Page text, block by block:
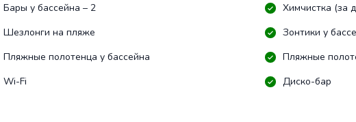
Бары у бассейна – 2
Химчистка (за
Шезлонги на пляже
Зонтики у
Пляжные полотенца у бассейна
Пляжные
Wi-Fi
Диско-бар